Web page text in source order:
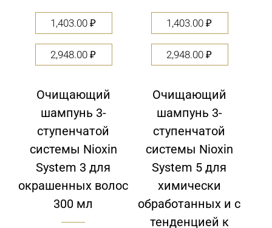
1,403.00₽
2,948.00₽
Очищающий
шампунь 3-
ступенчатой
системы Nioxin
System 3 для
окрашенных волос
300 мл
1,403.00₽
2,948.00₽
Очищающий
шампунь 3-
ступенчатой
системы Nioxin
System 5 для
химически
обработанных и c
тенденцией к